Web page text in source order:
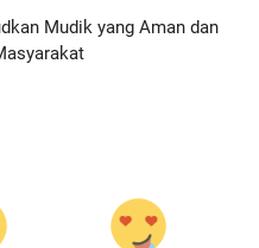
Mudik yang Aman dan